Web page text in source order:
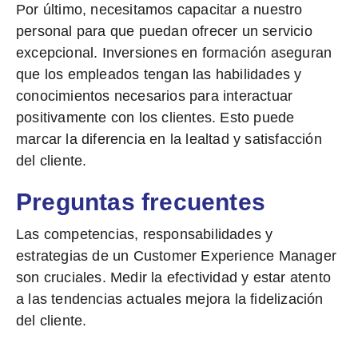
Por último, necesitamos capacitar a nuestro
personal para que puedan ofrecer un servicio
excepcional. Inversiones en formación aseguran
que los empleados tengan las habilidades y
conocimientos necesarios para interactuar
positivamente con los clientes. Esto puede
marcar la diferencia en la lealtad y satisfacción
del cliente.
Preguntas frecuentes
Las competencias, responsabilidades y
estrategias de un Customer Experience Manager
son cruciales. Medir la efectividad y estar atento
a las tendencias actuales mejora la fidelización
del cliente.